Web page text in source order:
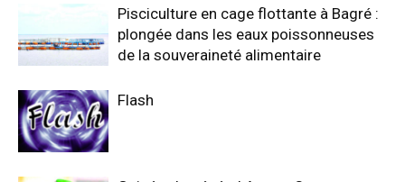
Pisciculture en cage flottante à Bagré :
plongée dans les eaux poissonneuses
de la souveraineté alimentaire
Flash